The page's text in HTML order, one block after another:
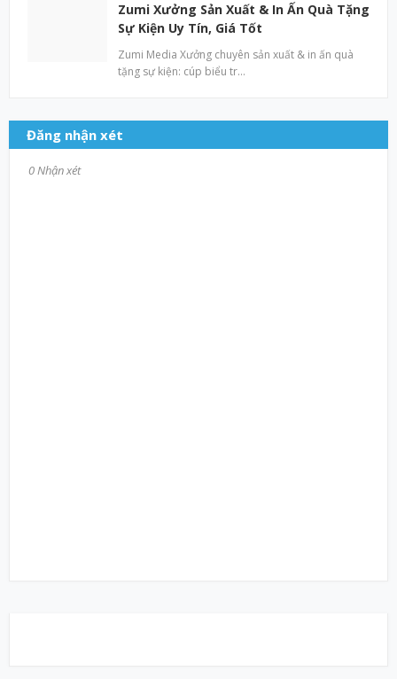
Zumi Xưởng Sản Xuất & In Ấn Quà Tặng
Sự Kiện Uy Tín, Giá Tốt
Zumi Media Xưởng chuyên sản xuất & in ấn quà
tặng sự kiện: cúp biểu tr…
Đăng nhận xét
0 Nhận xét